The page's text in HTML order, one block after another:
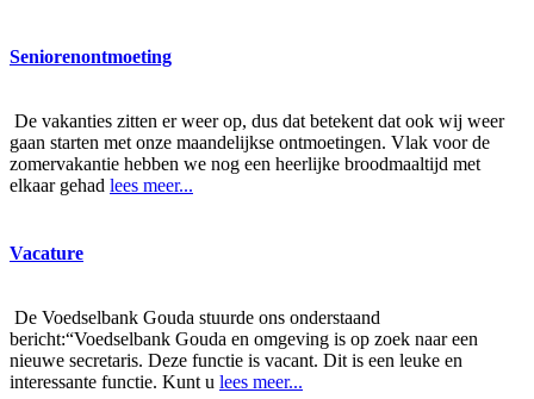
Seniorenontmoeting
De vakanties zitten er weer op, dus dat betekent dat ook wij weer
gaan starten met onze maandelijkse ontmoetingen. Vlak voor de
zomervakantie hebben we nog een heerlijke broodmaaltijd met
elkaar gehad lees meer...
Vacature
De Voedselbank Gouda stuurde ons onderstaand
bericht:“Voedselbank Gouda en omgeving is op zoek naar een
nieuwe secretaris. Deze functie is vacant. Dit is een leuke en
interessante functie. Kunt u lees meer...